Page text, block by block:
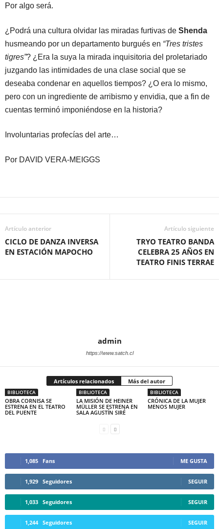
Por algo será.
¿Podrá una cultura olvidar las miradas furtivas de Shenda
husmeando por un departamento burgués en “Tres tristes
tigres”? ¿Era la suya la mirada inquisitoria del proletariado
juzgando las intimidades de una clase social que se
deseaba condenar en aquellos tiempos? ¿O era lo mismo,
pero con un ingrediente de arribismo y envidia, que a fin de
cuentas terminó imponiéndose en la historia?
Involuntarias profecías del arte…
Por DAVID VERA-MEIGGS
Artículo anterior
CICLO DE DANZA INVERSA
EN ESTACIÓN MAPOCHO
Artículo siguiente
TRYO TEATRO BANDA
CELEBRA 25 AÑOS EN
TEATRO FINIS TERRAE
admin
https://www.satch.cl
Artículos relacionados Más del autor
BIBLIOTECA
OBRA CORNISA SE
ESTRENA EN EL TEATRO
DEL PUENTE
BIBLIOTECA
LA MISIÓN DE HEINER
MÜLLER SE ESTRENA EN
SALA AGUSTÍN SIRÉ
BIBLIOTECA
CRÓNICA DE LA MUJER
MENOS MUJER
1,085 Fans ME GUSTA
1,929 Seguidores SEGUIR
1,033 Seguidores SEGUIR
1,244 Seguidores SEGUIR